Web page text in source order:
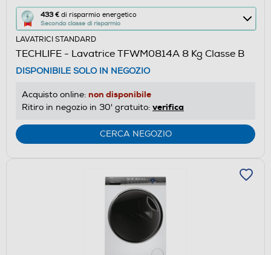
433 € di risparmio energetico
Seconda classe di risparmio
Questa
azione
aprirà
il
Calcolatore
risparmio
di
Youreko.
LAVATRICI STANDARD
TECHLIFE - Lavatrice TFWM0814A 8 Kg Classe B
DISPONIBILE SOLO IN NEGOZIO
Acquisto online: non disponibile
Ritiro in negozio in 30' gratuito: verifica
CERCA NEGOZIO